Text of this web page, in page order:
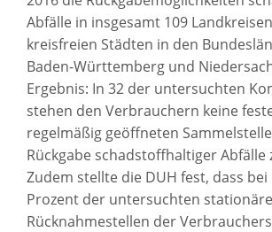
Abfälle in insgesamt 109
kreisfreien Städten in den
Baden-Württemberg und
Ergebnis: In 32 der untersuchten
stehen den Verbrauchern keine
regelmäßig geöffneten
Rückgabe schadstoffhaltiger Abfälle
Zudem stellte die DUH fest, dass
Prozent der untersuchten
Rücknahmestellen der